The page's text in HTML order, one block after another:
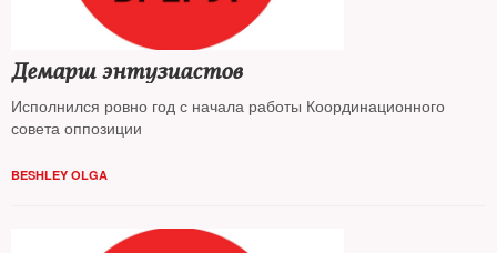
Демарш энтузиастов
Исполнился ровно год с начала работы Координационного
совета оппозиции
BESHLEY OLGA